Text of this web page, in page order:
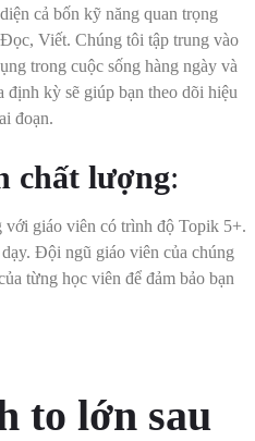
cả bốn kỹ năng quan trọng
Viết. Chúng tôi tập trung vào
trong cuộc sống hàng ngày và
kỳ sẽ giúp bạn theo dõi hiệu
đoạn.
chất lượng:
với giáo viên có trình độ Topik 5+.
Đội ngũ giáo viên của chúng
từng học viên để đảm bảo bạn
to lớn sau